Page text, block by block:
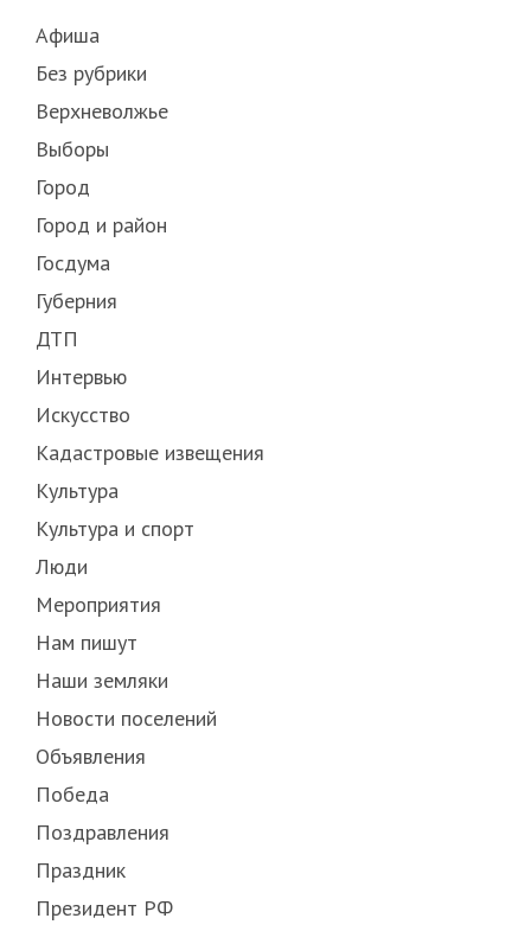
Афиша
Без рубрики
Верхневолжье
Выборы
Город
Город и район
Госдума
Губерния
ДТП
Интервью
Искусство
Кадастровые извещения
Культура
Культура и спорт
Люди
Мероприятия
Нам пишут
Наши земляки
Новости поселений
Объявления
Победа
Поздравления
Праздник
Президент РФ